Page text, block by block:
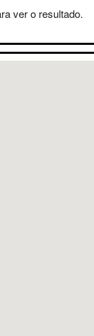
ver o resultado.